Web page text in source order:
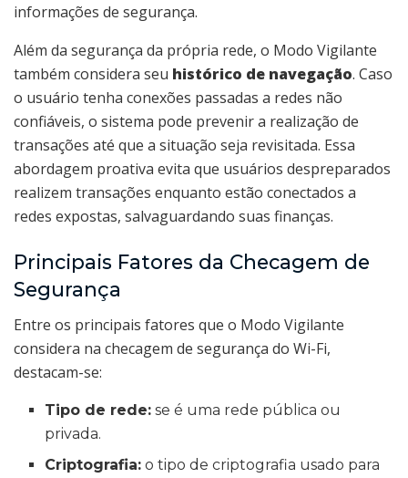
informações de segurança.
Além da segurança da própria rede, o Modo Vigilante
também considera seu histórico de navegação. Caso
o usuário tenha conexões passadas a redes não
confiáveis, o sistema pode prevenir a realização de
transações até que a situação seja revisitada. Essa
abordagem proativa evita que usuários despreparados
realizem transações enquanto estão conectados a
redes expostas, salvaguardando suas finanças.
Principais Fatores da Checagem de
Segurança
Entre os principais fatores que o Modo Vigilante
considera na checagem de segurança do Wi-Fi,
destacam-se:
Tipo de rede: se é uma rede pública ou
privada.
Criptografia: o tipo de criptografia usado para